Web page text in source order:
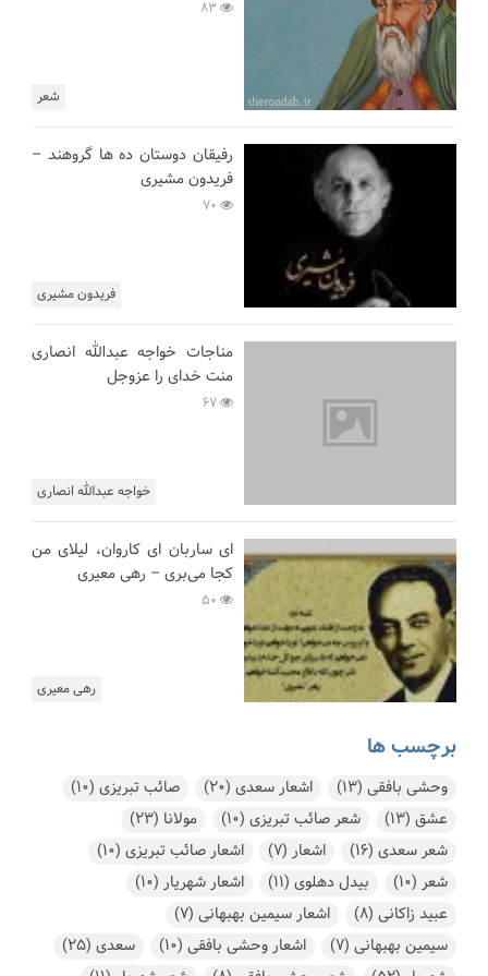
شعر
فریدون مشیری
رفیقان دوستان ده ها گروهند –
فریدون مشیری
خواجه عبدالله انصاری
مناجات خواجه عبدالله انصاری
منت خدای را عزوجل
رهی معیری
ای ساربان ای کاروان، لیلای من
کجا می‌بری – رهی معیری
برچسب ها
وحشی بافقی(13) اشعار سعدی(20) صائب تبریزی(10)
عشق(13) شعر صائب تبریزی(10) مولانا (23)
شعر سعدی(16) اشعار(7) اشعار صائب تبریزی(10)
شعر(10) بیدل دهلوی(11) اشعار شهریار(10)
عبید زاکانی(8) اشعار سیمین بهبهانی(7)
سیمین بهبهانی(7) اشعار وحشی بافقی(10) سعدی(25)